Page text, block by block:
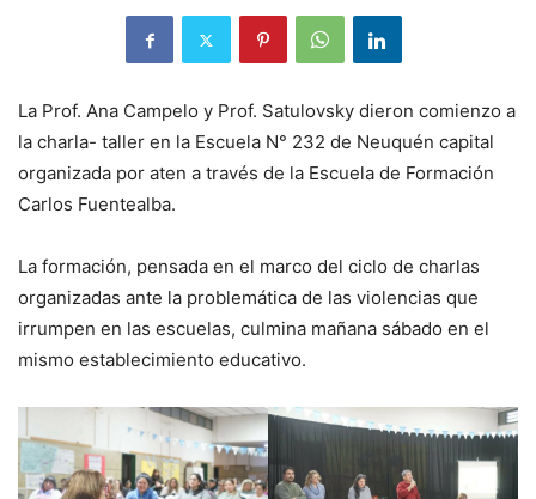
La Prof. Ana Campelo y Prof. Satulovsky dieron comienzo a
la charla- taller en la Escuela N° 232 de Neuquén capital
organizada por aten a través de la Escuela de Formación
Carlos Fuentealba.
La formación, pensada en el marco del ciclo de charlas
organizadas ante la problemática de las violencias que
irrumpen en las escuelas, culmina mañana sábado en el
mismo establecimiento educativo.